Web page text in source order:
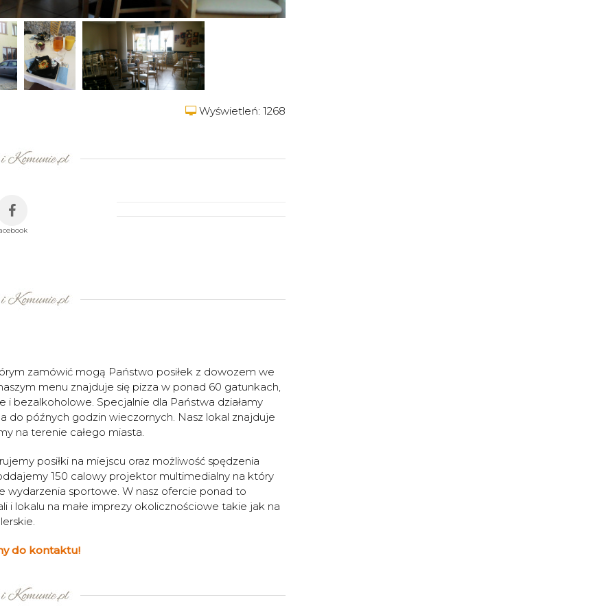
Wyświetleń: 1268
zamówić mogą Państwo posiłek z dowozem we
menu znajduje się pizza w ponad 60 gatunkach,
bezalkoholowe. Specjalnie dla Państwa działamy
do późnych godzin wieczornych. Nasz lokal znajduje
na terenie całego miasta.
posiłki na miejscu oraz możliwość spędzenia
150 calowy projektor multimedialny na który
wydarzenia sportowe. W nasz ofercie ponad to
i lokalu na małe imprezy okolicznościowe takie jak na
do kontaktu!